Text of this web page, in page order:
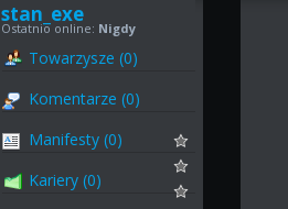
stan_exe
Ostatnio online: Nigdy
Towarzysze (0)
Komentarze (0)
Manifesty (0)
Kariery (0)